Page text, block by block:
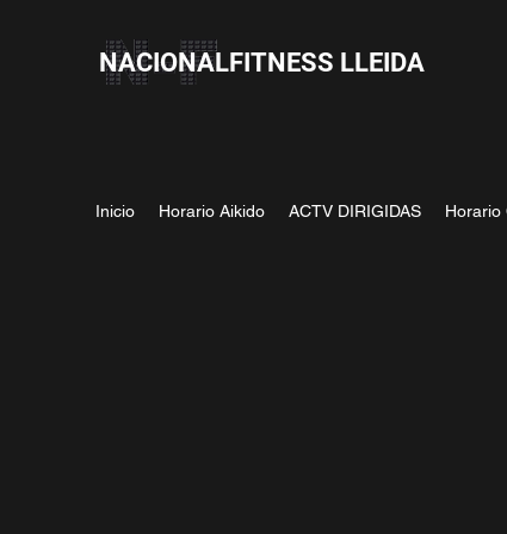
NACIONALFITNESS LLEIDA
Inicio Horario Aikido ACTV DIRIGIDAS Horario